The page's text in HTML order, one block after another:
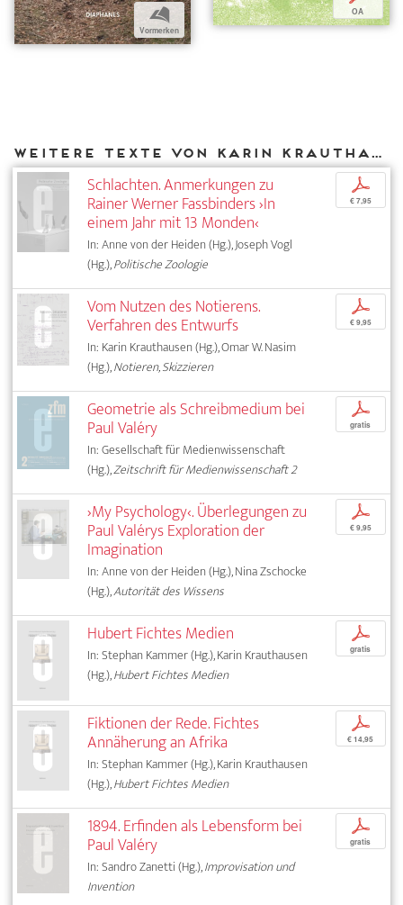
b
Vormerken
OA
Weitere Texte von Karin Krauthausen bei DIAPHANES
Schlachten. Anmerkungen zu
Rainer Werner Fassbinders ›In
einem Jahr mit 13 Monden‹
In: Anne von der Heiden (Hg.), Joseph Vogl
(Hg.),Politische Zoologie
p
€ 7,95
Vom Nutzen des Notierens.
Verfahren des Entwurfs
In: Karin Krauthausen (Hg.), Omar W. Nasim
(Hg.),Notieren, Skizzieren
p
€ 9,95
Geometrie als Schreibmedium bei
Paul Valéry
In: Gesellschaft für Medienwissenschaft
(Hg.),Zeitschrift für Medienwissenschaft 2
p
gratis
›My Psychology‹. Überlegungen zu
Paul Valérys Exploration der
Imagination
In: Anne von der Heiden (Hg.), Nina Zschocke
(Hg.),Autorität des Wissens
p
€ 9,95
Hubert Fichtes Medien
In: Stephan Kammer (Hg.), Karin Krauthausen
(Hg.),Hubert Fichtes Medien
p
gratis
Fiktionen der Rede. Fichtes
Annäherung an Afrika
In: Stephan Kammer (Hg.), Karin Krauthausen
(Hg.),Hubert Fichtes Medien
p
€ 14,95
1894. Erfinden als Lebensform bei
Paul Valéry
In: Sandro Zanetti (Hg.),Improvisation und
Invention
p
gratis